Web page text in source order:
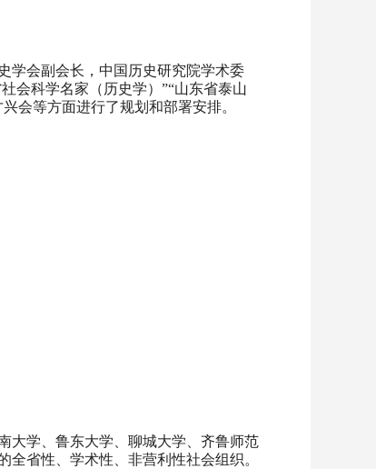
学会副会长，中国历史研究院学术委
会科学名家（历史学）”“山东省泰山
会等方面进行了规划和部署安排。
大学、鲁东大学、聊城大学、齐鲁师范
省性、学术性、非营利性社会组织。